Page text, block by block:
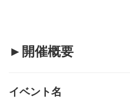
►開催概要
イベント名